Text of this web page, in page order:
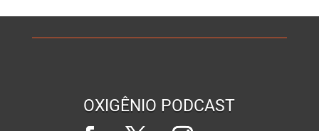
OXIGÊNIO PODCAST